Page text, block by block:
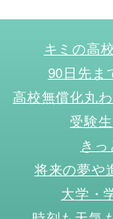
キミの高
90日先ま
高校無償化丸
受験
き
将来の夢や
大学・